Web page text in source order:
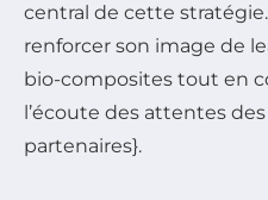
central de cette
renforcer son image de
bio-composites tout en
l’écoute des attentes
partenaires}.